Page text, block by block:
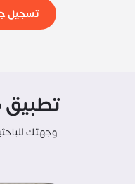
تسجيل
تطبيق
وجهتك